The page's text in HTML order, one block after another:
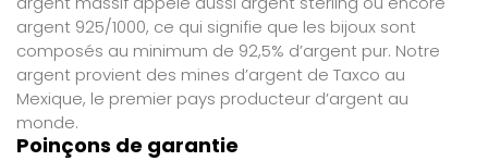
argent 925/1000, ce qui signifie que les bijoux sont
composés au minimum de 92,5% d’argent pur. Notre
argent provient des mines d’argent de Taxco au
Mexique, le premier pays producteur d’argent au
monde.
Poinçons de garantie